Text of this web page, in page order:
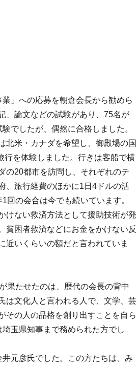
」への応募を朝倉会長から勧めら
、論文などの試験があり、75名が
でしたが、偶然に合格しました。
北米・カナダを希望し、御殿場の国
行を体験しました。行きは客船で横
の20都市を訪問し、それぞれのテ
、旅行経費のほかに1日4ドルの活
の会合は今でも続いています。
けない救済方法として援助技術が発
貧困者救済などにお金をかけない反
近いくらいの額だと言われていま
果たせたのは、歴代の会長の背中
は文化人と言われる人で、文学、芸
その人の品格を創り出すことを自ら
玉県知事まで務められた方でし
元彦氏でした。この方たちは、み